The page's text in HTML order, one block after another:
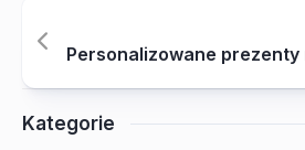
Personalizowane prezenty
Kategorie